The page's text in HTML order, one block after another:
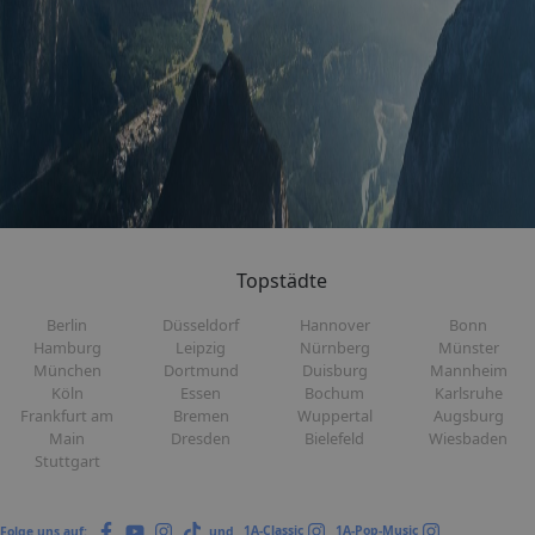
Topstädte
Berlin
Hamburg
München
Köln
Frankfurt am
Main
Stuttgart
Düsseldorf
Leipzig
Dortmund
Essen
Bremen
Dresden
Hannover
Nürnberg
Duisburg
Bochum
Wuppertal
Bielefeld
Bonn
Münster
Mannheim
Karlsruhe
Augsburg
Wiesbaden
Folge uns auf: und 1A-Classic 1A-Pop-Music